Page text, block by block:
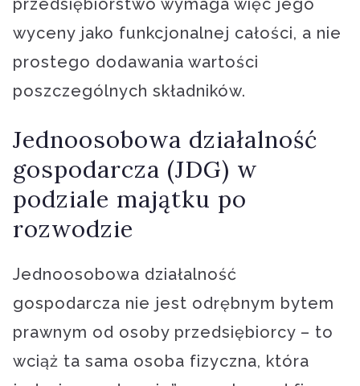
przedsiębiorstwo wymaga więc jego
wyceny jako funkcjonalnej całości, a nie
prostego dodawania wartości
poszczególnych składników.
Jednoosobowa działalność
gospodarcza (JDG) w
podziale majątku po
rozwodzie
Jednoosobowa działalność
gospodarcza nie jest odrębnym bytem
prawnym od osoby przedsiębiorcy – to
wciąż ta sama osoba fizyczna, która